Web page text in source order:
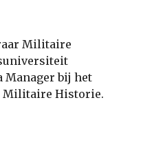
Militaire
Manager bij het
Militaire Historie.